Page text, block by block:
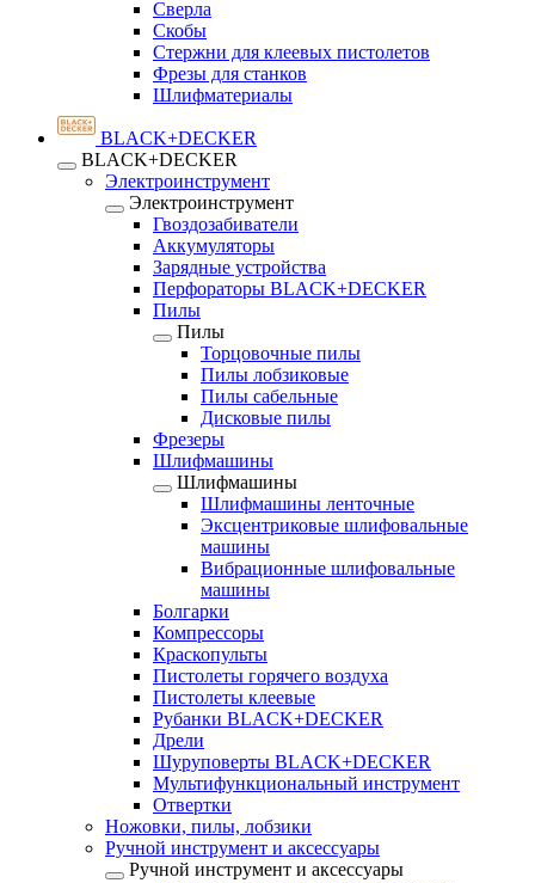
Сверла
Скобы
Стержни для клеевых пистолетов
Фрезы для станков
Шлифматериалы
BLACK+DECKER
BLACK+DECKER
Электроинструмент
Электроинструмент
Гвоздозабиватели
Аккумуляторы
Зарядные устройства
Перфораторы BLACK+DECKER
Пилы
Пилы
Торцовочные пилы
Пилы лобзиковые
Пилы сабельные
Дисковые пилы
Фрезеры
Шлифмашины
Шлифмашины
Шлифмашины ленточные
Эксцентриковые шлифовальные
машины
Вибрационные шлифовальные
машины
Болгарки
Компрессоры
Краскопульты
Пистолеты горячего воздуха
Пистолеты клеевые
Рубанки BLACK+DECKER
Дрели
Шуруповерты BLACK+DECKER
Мультифункциональный инструмент
Отвертки
Ножовки, пилы, лобзики
Ручной инструмент и аксессуары
Ручной инструмент и аксессуары